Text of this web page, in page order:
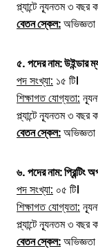
প্ল্যান্টে ন্যূনতম ৩ বছর
বেতন স্কেল:
৫.পদের নাম:উইন্ডার
পদ সংখ্যা: ১৫ টি।
শিক্ষাগত যোগ্যতা:
প্ল্যান্টে ন্যূনতম ৩ বছর
বেতন স্কেল:
৬.পদের নাম:প্রিন্টিং
পদ সংখ্যা: ০৫ টি।
শিক্ষাগত যোগ্যতা:
প্ল্যান্টে ন্যূনতম ৩ বছর
বেতন স্কেল: